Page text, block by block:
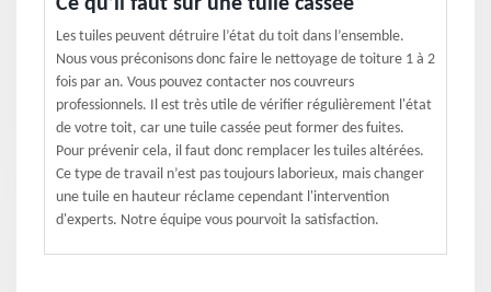
Ce qu’il faut sur une tuile cassée
Les tuiles peuvent détruire l’état du toit dans l’ensemble.
Nous vous préconisons donc faire le nettoyage de toiture 1 à 2
fois par an. Vous pouvez contacter nos couvreurs
professionnels. Il est très utile de vérifier régulièrement l'état
de votre toit, car une tuile cassée peut former des fuites.
Pour prévenir cela, il faut donc remplacer les tuiles altérées.
Ce type de travail n’est pas toujours laborieux, mais changer
une tuile en hauteur réclame cependant l'intervention
d'experts. Notre équipe vous pourvoit la satisfaction.